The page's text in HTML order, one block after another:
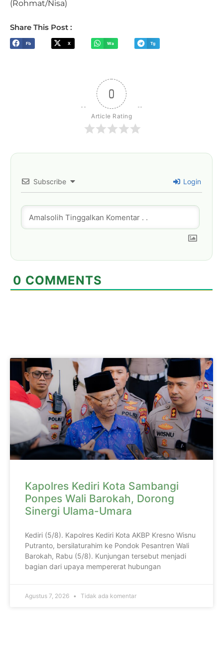
(Rohmat/Nisa)
Share This Post :
Fb X Wa Tg
0
Article Rating
Subscribe Login
0 COMMENTS
Kapolres Kediri Kota Sambangi
Ponpes Wali Barokah, Dorong
Sinergi Ulama-Umara
Kediri (5/8). Kapolres Kediri Kota AKBP Kresno Wisnu
Putranto, bersilaturahim ke Pondok Pesantren Wali
Barokah, Rabu (5/8). Kunjungan tersebut menjadi
bagian dari upaya mempererat hubungan
Agustus 7, 2026 Tidak ada komentar